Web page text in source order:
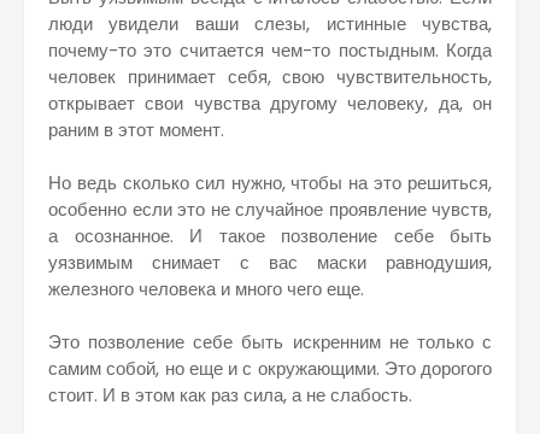
люди увидели ваши слезы, истинные чувства,
почему-то это считается чем-то постыдным. Когда
человек принимает себя, свою чувствительность,
открывает свои чувства другому человеку, да, он
раним в этот момент.
Но ведь сколько сил нужно, чтобы на это решиться,
особенно если это не случайное проявление чувств,
а осознанное. И такое позволение себе быть
уязвимым снимает с вас маски равнодушия,
железного человека и много чего еще.
Это позволение себе быть искренним не только с
самим собой, но еще и с окружающими. Это дорогого
стоит. И в этом как раз сила, а не слабость.